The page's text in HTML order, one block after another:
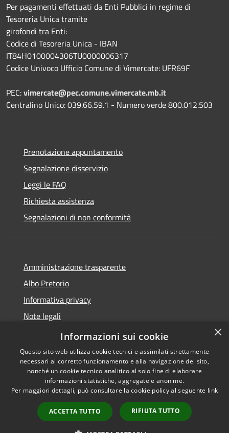
Per pagamenti effettuati da Enti Pubblici in regime di
Tesoreria Unica tramite
girofondi tra Enti:
Codice di Tesoreria Unica - IBAN
IT84H0100004306TU0000006317
Codice Univoco Ufficio Comune di Vimercate: UFR69F
PEC:vimercate@pec.comune.vimercate.mb.it
Centralino Unico: 039.66.59.1 - Numero verde 800.012.503
Prenotazione appuntamento
Segnalazione disservizio
Leggi le FAQ
Richiesta assistenza
Segnalazioni di non conformità
Amministrazione trasparente
Albo Pretorio
Informativa privacy
Note legali
Dichiarazione di accessibilità
Accessibilità
Copyright © 2026 • Città di
Vimercate • Powered by
Municipium•
Accesso
redazione
×
Informazioni sui cookie
Questo sito web utilizza cookie tecnici e assimilati strettamente
necessari al corretto funzionamento e alla navigazione del sito,
nonché un cookie tecnico analitico al solo fine di elaborare
informazioni statistiche, aggregate e anonime.
Per maggiori dettagli, può consultare la cookie policy al seguente link
ACCETTA TUTTO RIFIUTA TUTTO